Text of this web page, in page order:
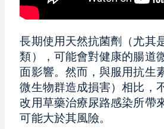
長期使用天然抗菌劑（尤其
類），可能會對健康的腸道
面影響。然而，與服用抗生
微生物群造成損害）相比，
改用草藥治療尿路感染所帶
可能大於其風險。